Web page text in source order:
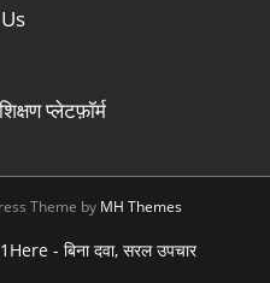
प्लेटफ़ॉर्म
Theme by MH Themes